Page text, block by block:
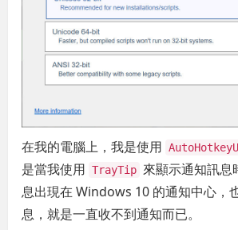
在我的電腦上，我是使用
是當我使用 TrayTip 來顯示通知訊息
息出現在 Windows 10 的通知中心，
息，就是一直收不到通知而已。